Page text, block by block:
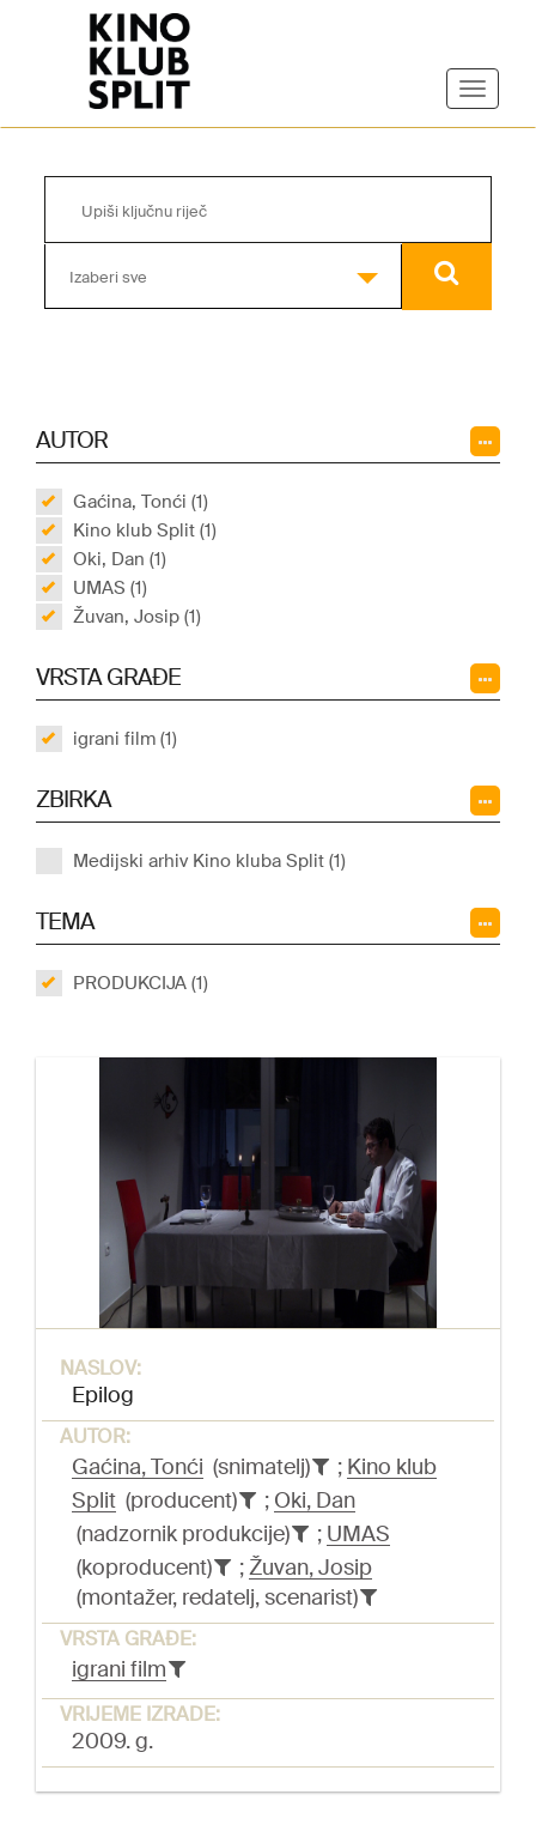
Izaberi sve
AUTOR
Gaćina, Tonći (1)
Kino klub Split (1)
Oki, Dan (1)
UMAS (1)
Žuvan, Josip (1)
VRSTA GRAĐE
igrani film (1)
ZBIRKA
Medijski arhiv Kino kluba Split (1)
TEMA
PRODUKCIJA (1)
NASLOV:
Epilog
AUTOR:
Gaćina, Tonći (snimatelj) ; Kino klub
Split (producent) ; Oki, Dan
(nadzornik produkcije)
; UMAS
(koproducent)
;Žuvan, Josip
(montažer, redatelj, scenarist)
VRSTA GRAĐE:
igrani film
VRIJEME IZRADE:
2009. g.